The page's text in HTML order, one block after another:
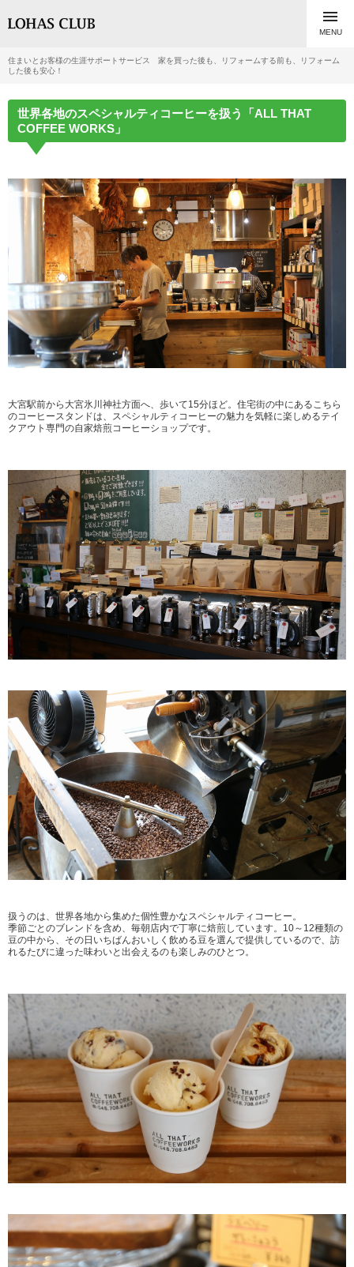

MENU
住まいとお客様の生涯サポートサービス 家を買った後も、リフォームする前も、リフォーム
した後も安心！
世界各地のスペシャルティコーヒーを扱う「ALL THAT
COFFEE WORKS」
大宮駅前から大宮氷川神社方面へ、歩いて15分ほど。住宅街の中にあるこちら
のコーヒースタンドは、スペシャルティコーヒーの魅力を気軽に楽しめるテイ
クアウト専門の自家焙煎コーヒーショップです。
扱うのは、世界各地から集めた個性豊かなスペシャルティコーヒー。
季節ごとのブレンドを含め、毎朝店内で丁寧に焙煎しています。10～12種類の
豆の中から、その日いちばんおいしく飲める豆を選んで提供しているので、訪
れるたびに違った味わいと出会えるのも楽しみのひとつ。